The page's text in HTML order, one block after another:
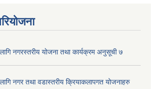
नगरस्तरीय योजना तथा कार्यक्रम अनुसूची ७
नगर तथा वडास्तरीय क्रियाकलापगत योजनाहरु